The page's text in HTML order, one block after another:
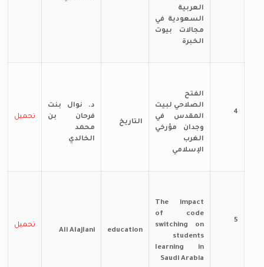
العربية
السعودية في
مجالات بيوت
الخبرة
تحميل
د. نوال بنت
فرحان بن
محمد
الخالدي
التاريخ
الفتح
الصلاحي لبيت
المقدس في
وجدان مؤرخي
الغرب
الإسلامي
4
تحميل
Ali Alajlani education
The impact
of code
switching on
students
learning in
Saudi Arabia
5